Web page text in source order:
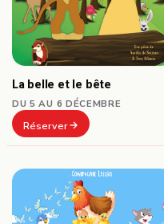
La belle et le bête
DU 5 AU 6 DÉCEMBRE
Réserver